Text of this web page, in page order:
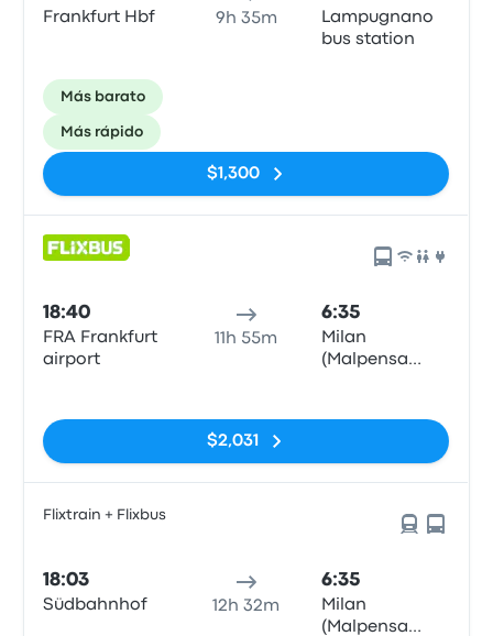
Frankfurt Hbf 9h 35m
Lampugnano
bus station
Más barato
Más rápido
$1,300
18:40
FRA Frankfurt
airport
11h 55m
6:35
Milan
(Malpensa
$2,031
Flixtrain + Flixbus
18:03
Südbahnhof 12h 32m
6:35
Milan
(Malpensa